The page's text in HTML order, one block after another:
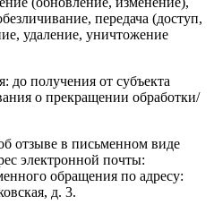
передача (доступ,
удаление, уничтожение
до получения от субъекта
о прекращении обработки/
отзыве в письменном виде
электронной почты:
обращения по адресу:
д. 3.